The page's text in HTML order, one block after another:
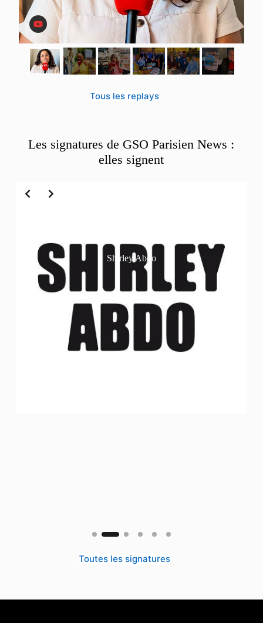
Tous les replays
Les signatures de GSO Parisien News :
elles signent
Shirley Abdo
Toutes les signatures